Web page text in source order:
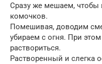
Сразу же мешаем, чтобы
комочков.
Помешивая, доводим
убираем с огня. При
раствориться.
Растворенный и слегка